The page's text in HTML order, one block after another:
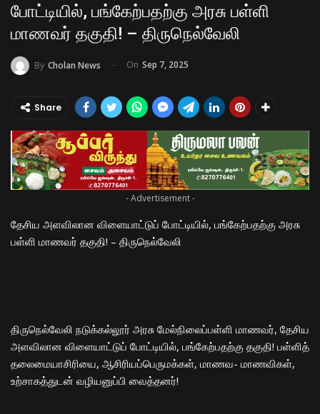
போட்டியில், பங்கேற்பதற்கு அரசு பள்ளி
மாணவர் தகுதி! – திருநெல்வேலி
By Cholan News On Sep 7, 2025
Share
- Advertisement -
தேசிய அளவிலான விளையாட்டுப் போட்டியில், பங்கேற்பதற்கு அரசு
பள்ளி மாணவர் தகுதி! – திருநெல்வேலி
திருநெல்வேலி நடுக்கல்லூர் அரசு மேல்நிலைப்பள்ளி மாணவர், தேசிய
அளவிலான விளையாட்டுப் போட்டியில், பங்கேற்பதற்கு தகுதி! பள்ளித்
தலைமையாசிரியை, ஆசிரியப்பெருமக்கள், மாணவ- மாணவிகள்,
உற்சாகத்துடன் வழியனுப்பி வைத்தனர்!